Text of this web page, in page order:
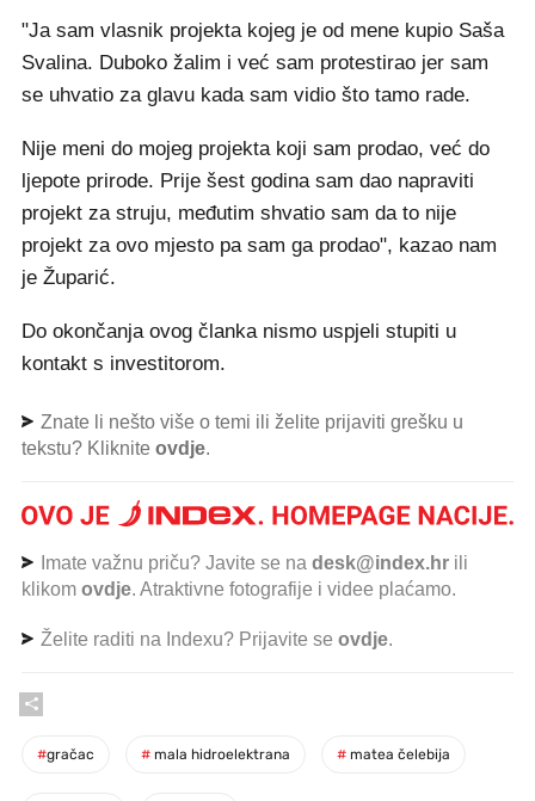
"Ja sam vlasnik projekta kojeg je od mene kupio Saša
Svalina. Duboko žalim i već sam protestirao jer sam
se uhvatio za glavu kada sam vidio što tamo rade.
Nije meni do mojeg projekta koji sam prodao, već do
ljepote prirode. Prije šest godina sam dao napraviti
projekt za struju, međutim shvatio sam da to nije
projekt za ovo mjesto pa sam ga prodao", kazao nam
je Župarić.
Do okončanja ovog članka nismo uspjeli stupiti u
kontakt s investitorom.
Znate li nešto više o temi ili želite prijaviti grešku u
tekstu? Kliknite ovdje.
Imate važnu priču? Javite se na desk@index.hr ili
klikom ovdje. Atraktivne fotografije i videe plaćamo.
Želite raditi na Indexu? Prijavite se ovdje.
#gračac # mala hidroelektrana # matea čelebija